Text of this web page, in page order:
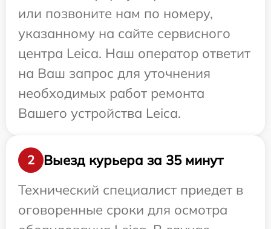
или позвоните нам по номеру,
указанному на сайте сервисного
центра Leica. Наш оператор ответит
на Ваш запрос для уточнения
необходимых работ ремонта
Вашего устройства Leica.
2
Выезд курьера за 35 минут
Технический специалист приедет в
оговоренные сроки для осмотра